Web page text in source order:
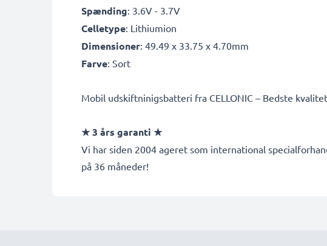
Spænding: 3.6V - 3.7V
Celletype: Lithiumion
Dimensioner: 49.49 x 33.75 x 4.70mm
Farve: Sort
Mobil udskiftninigsbatteri fra CELLONIC – Bedste
★ 3 års garanti ★
Vi har siden 2004 ageret som international
på 36 måneder!